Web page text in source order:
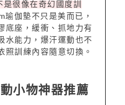
很像在奇幻國度訓
瑜伽墊不只是美而已，
底座，緩衝、抓地力有
水能力，爆汗運動也不
照訓練內容隨意切換。
小物神器推薦